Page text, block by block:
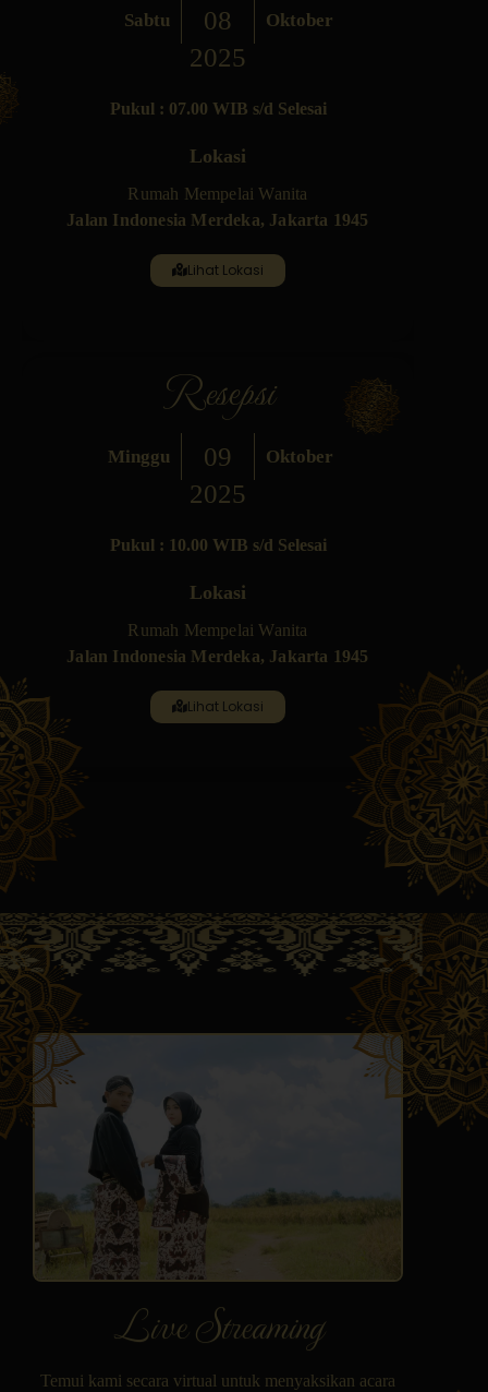
Sabtu 08 Oktober
2025
Pukul : 07.00 WIB s/d Selesai
Lokasi
Rumah Mempelai Wanita
Jalan Indonesia Merdeka, Jakarta 1945
Lihat Lokasi
Resepsi
Minggu 09 Oktober
2025
Pukul : 10.00 WIB s/d Selesai
Lokasi
Rumah Mempelai Wanita
Jalan Indonesia Merdeka, Jakarta 1945
Lihat Lokasi
Live Streaming
Temui kami secara virtual untuk menyaksikan acara